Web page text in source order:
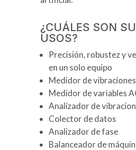
¿CUÁLES SON
USOS?
Precisión, robustez y
en un solo equipo
Medidor de vibraciones
Medidor de variables
Analizador de
Colector de datos
Analizador de fase
Balanceador de